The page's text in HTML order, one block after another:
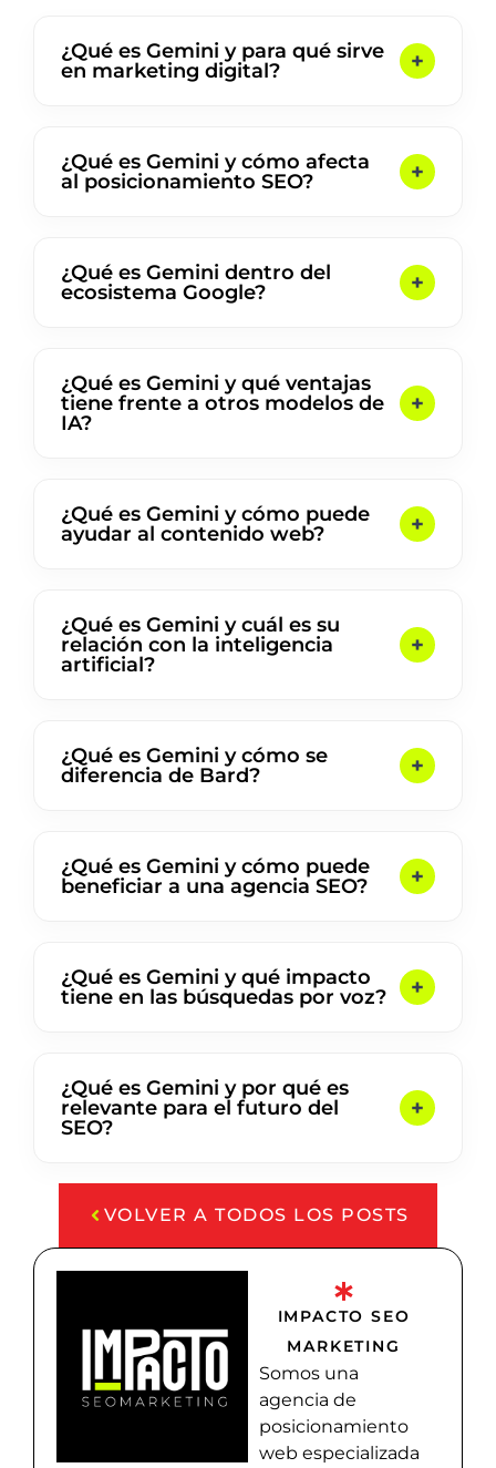
¿Qué es Gemini y para qué sirve
en marketing digital?
¿Qué es Gemini y cómo afecta
al posicionamiento SEO?
¿Qué es Gemini dentro del
ecosistema Google?
¿Qué es Gemini y qué ventajas
tiene frente a otros modelos de
IA?
¿Qué es Gemini y cómo puede
ayudar al contenido web?
¿Qué es Gemini y cuál es su
relación con la inteligencia
artificial?
¿Qué es Gemini y cómo se
diferencia de Bard?
¿Qué es Gemini y cómo puede
beneficiar a una agencia SEO?
¿Qué es Gemini y qué impacto
tiene en las búsquedas por voz?
¿Qué es Gemini y por qué es
relevante para el futuro del
SEO?
VOLVER A TODOS LOS POSTS
IMPACTO SEO
MARKETING
Somos una
agencia de
posicionamiento
web especializada